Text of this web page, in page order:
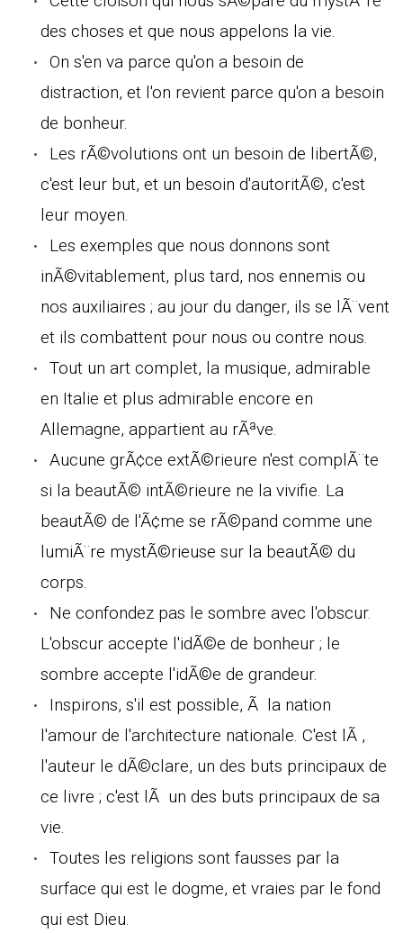
des choses et que nous appelons la vie.
On s'en va parce qu'on a besoin de
distraction, et l'on revient parce qu'on a besoin
de bonheur.
Les rÃ©volutions ont un besoin de libertÃ©,
c'est leur but, et un besoin d'autoritÃ©, c'est
leur moyen.
Les exemples que nous donnons sont
inÃ©vitablement, plus tard, nos ennemis ou
nos auxiliaires ; au jour du danger, ils se lÃ¨vent
et ils combattent pour nous ou contre nous.
Tout un art complet, la musique, admirable
en Italie et plus admirable encore en
Allemagne, appartient au rÃªve.
Aucune grÃ¢ce extÃ©rieure n'est complÃ¨te
si la beautÃ© intÃ©rieure ne la vivifie. La
beautÃ© de l'Ã¢me se rÃ©pand comme une
lumiÃ¨re mystÃ©rieuse sur la beautÃ© du
corps.
Ne confondez pas le sombre avec l'obscur.
L'obscur accepte l'idÃ©e de bonheur ; le
sombre accepte l'idÃ©e de grandeur.
Inspirons, s'il est possible, Ã la nation
l'amour de l'architecture nationale. C'est lÃ ,
l'auteur le dÃ©clare, un des buts principaux de
ce livre ; c'est lÃ un des buts principaux de sa
vie.
Toutes les religions sont fausses par la
surface qui est le dogme, et vraies par le fond
qui est Dieu.